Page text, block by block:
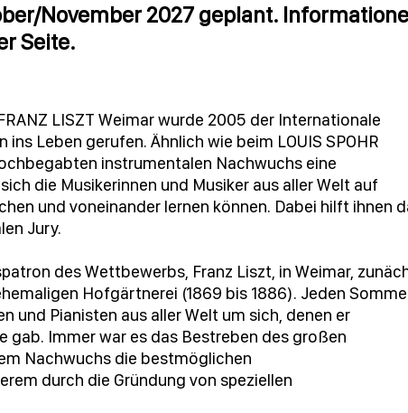
November 2027 geplant.
Seite.
LISZT Weimar wurde 2005 der Internationale
Leben gerufen. Ähnlich wie beim LOUIS SPOHR
instrumentalen Nachwuchs eine
die Musikerinnen und Musiker aus aller Welt auf
und voneinander lernen können. Dabei hilft ihnen
Jury.
des Wettbewerbs, Franz Liszt, in Weimar,
Hofgärtnerei (1869 bis 1886). Jeden
und Pianisten aus aller Welt um sich, denen er
gab. Immer war es das Bestreben des großen
Nachwuchs die bestmöglichen
durch die Gründung von speziellen